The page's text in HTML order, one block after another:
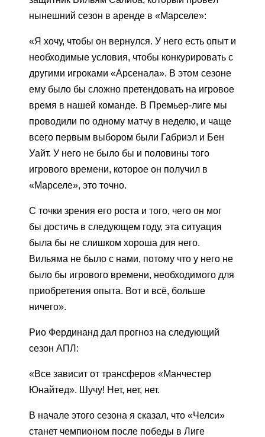
нынешний сезон в аренде в «Марселе»:
«Я хочу, чтобы он вернулся. У него есть опыт и
необходимые условия, чтобы конкурировать с
другими игроками «Арсенала». В этом сезоне
ему было бы сложно претендовать на игровое
время в нашей команде. В Премьер-лиге мы
проводили по одному матчу в неделю, и чаще
всего первым выбором были Габриэл и Бен
Уайт. У него не было бы и половины того
игрового времени, которое он получил в
«Марселе», это точно.
С точки зрения его роста и того, чего он мог
бы достичь в следующем году, эта ситуация
была бы не слишком хороша для него.
Вильяма не было с нами, потому что у него не
было бы игрового времени, необходимого для
приобретения опыта. Вот и всё, больше
ничего».
Рио Фердинанд дал прогноз на следующий
сезон АПЛ:
«Все зависит от трансферов «Манчестер
Юнайтед». Шучу! Нет, нет, нет.
В начале этого сезона я сказал, что «Челси»
станет чемпионом после победы в Лиге